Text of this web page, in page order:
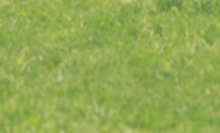
PRENSAS COMPACTADORAS
EXTRUSORAS